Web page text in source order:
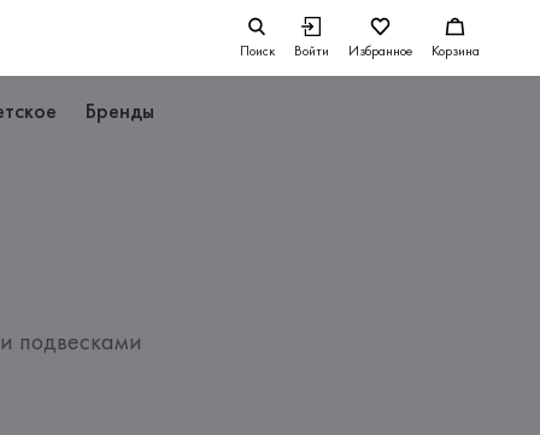
Поиск Войти Избранное Корзина
Бренды
подвесками